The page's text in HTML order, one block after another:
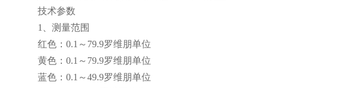
技术参数
1、测量范围
红色：0.1～79.9罗维朋单位
黄色：0.1～79.9罗维朋单位
蓝色：0.1～49.9罗维朋单位